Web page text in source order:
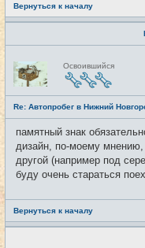
Вернуться к началу
Н
е
в
с
е
т
и
Освоившийся
Re: Автопробег в Нижний
памятный знак
дизайн, по-моему
другой (например под
буду очень стараться
Вернуться к началу